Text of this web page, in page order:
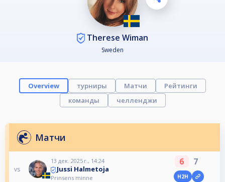
Therese Wiman
Sweden
Overview турниры Матчи
Рейтинги
команды
челленджи
Матчи
vs
13 дек. 2025 г., 14:24
Jussi Halmetoja
Prinsens minne
6 7
H2H